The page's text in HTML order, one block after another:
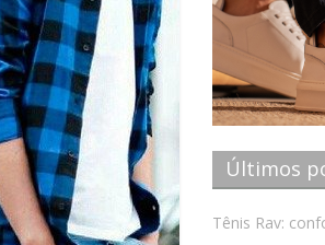
Últimos
Tênis Rav: